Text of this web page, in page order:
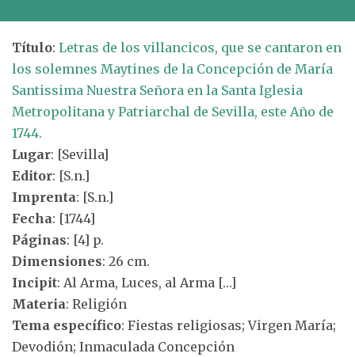
Título: Letras de los villancicos, que se cantaron en
los solemnes Maytines de la Concepción de María
Santissima Nuestra Señora en la Santa Iglesia
Metropolitana y Patriarchal de Sevilla, este Año de
1744.
Lugar: [Sevilla]
Editor: [S.n.]
Imprenta: [S.n.]
Fecha: [1744]
Páginas: [4] p.
Dimensiones: 26 cm.
Incipit: Al Arma, Luces, al Arma […]
Materia: Religión
Tema específico: Fiestas religiosas; Virgen María;
Devodión; Inmaculada Concepción